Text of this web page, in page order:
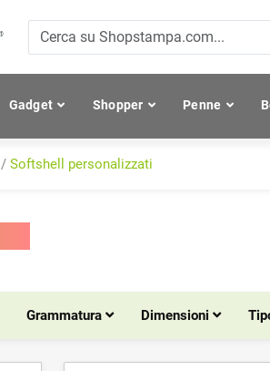
Gadget Shopper Penne
/ Softshell personalizzati
Grammatura Dimensioni